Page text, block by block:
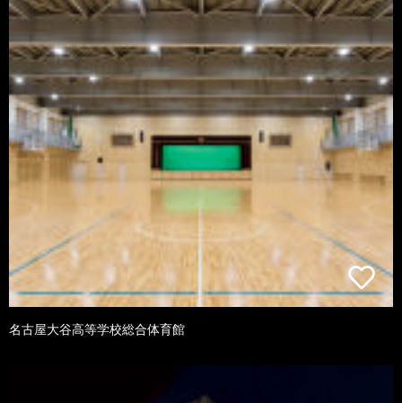
名古屋大谷高等学校総合体育館